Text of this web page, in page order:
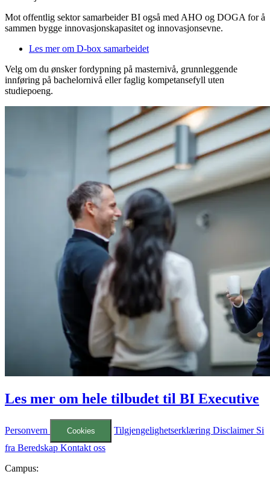
Mot offentlig sektor samarbeider BI også med AHO og DOGA for å
sammen bygge innovasjonskapasitet og innovasjonsevne.
Les mer om D-box samarbeidet
Velg om du ønsker fordypning på masternivå, grunnleggende
innføring på bachelornivå eller faglig kompetansefyll uten
studiepoeng.
Les mer om hele tilbudet til BI Executive
Personvern Cookies TilgjengelighetserklæringDisclaimer Si
fra Beredskap Kontakt oss
Campus: